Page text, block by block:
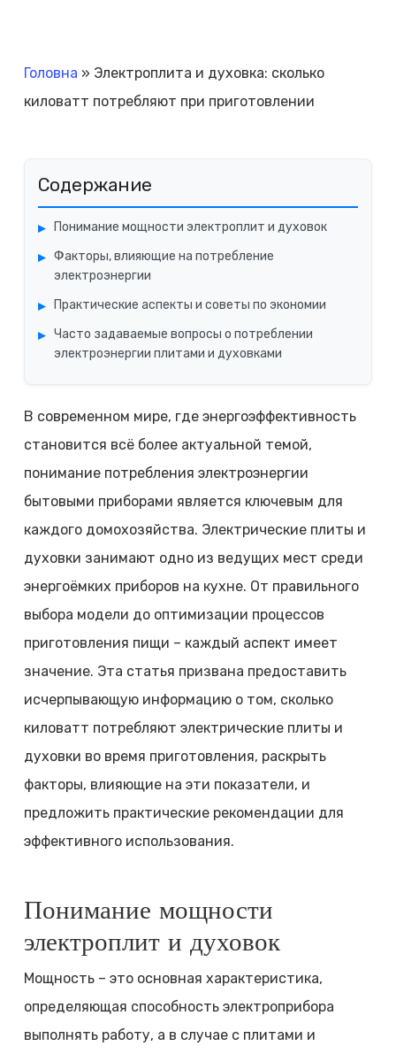
Головна » Электроплита и духовка: сколько
киловатт потребляют при приготовлении
Содержание
Понимание мощности электроплит и духовок
Факторы, влияющие на потребление
электроэнергии
Практические аспекты и советы по экономии
Часто задаваемые вопросы о потреблении
электроэнергии плитами и духовками
В современном мире, где энергоэффективность
становится всё более актуальной темой,
понимание потребления электроэнергии
бытовыми приборами является ключевым для
каждого домохозяйства. Электрические плиты и
духовки занимают одно из ведущих мест среди
энергоёмких приборов на кухне. От правильного
выбора модели до оптимизации процессов
приготовления пищи – каждый аспект имеет
значение. Эта статья призвана предоставить
исчерпывающую информацию о том, сколько
киловатт потребляют электрические плиты и
духовки во время приготовления, раскрыть
факторы, влияющие на эти показатели, и
предложить практические рекомендации для
эффективного использования.
Понимание мощности
электроплит и духовок
Мощность – это основная характеристика,
определяющая способность электроприбора
выполнять работу, а в случае с плитами и